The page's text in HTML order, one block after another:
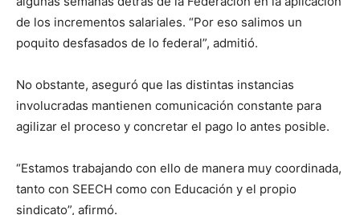
de los incrementos salariales. “Por eso salimos un
poquito desfasados de lo federal”, admitió.
No obstante, aseguró que las distintas instancias
involucradas mantienen comunicación constante para
agilizar el proceso y concretar el pago lo antes posible.
“Estamos trabajando con ello de manera muy coordinada,
tanto con SEECH como con Educación y el propio
sindicato”, afirmó.